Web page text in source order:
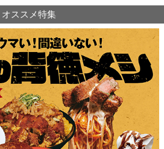
オススメ特集